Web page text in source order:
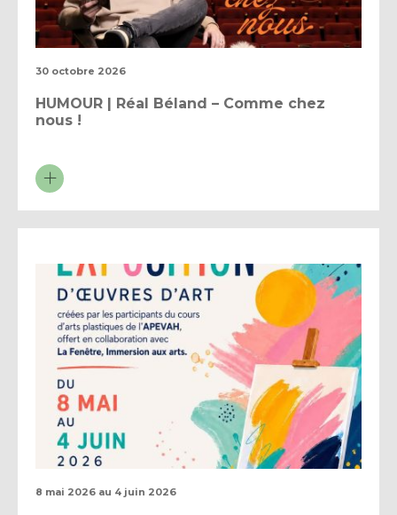
30 octobre 2026
HUMOUR | Réal Béland – Comme chez
nous !
8 mai 2026 au 4 juin 2026